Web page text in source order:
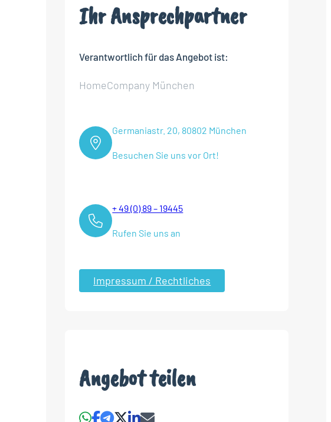
Ihr Ansprechpartner
Verantwortlich für das Angebot ist:
HomeCompany München
Germaniastr. 20, 80802 München
Besuchen Sie uns vor Ort!
+ 49 (0) 89 – 19445
Rufen Sie uns an
Impressum / Rechtliches
Angebot teilen